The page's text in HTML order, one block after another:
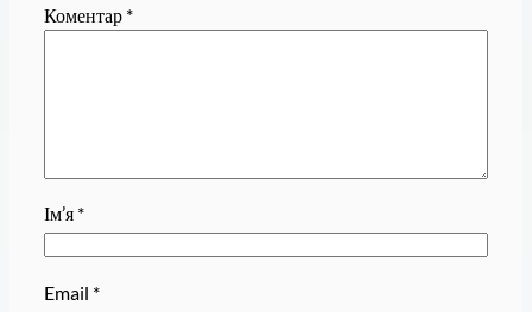
Коментар *
Ім’я *
Email *